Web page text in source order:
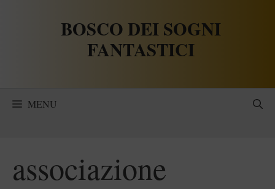
BOSCO DEI SOGNI
FANTASTICI
MENU
associazione